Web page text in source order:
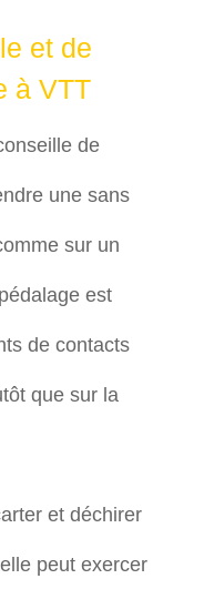
et de
à VTT
de
une sans
sur un
est
de contacts
que sur la
et déchirer
peut exercer